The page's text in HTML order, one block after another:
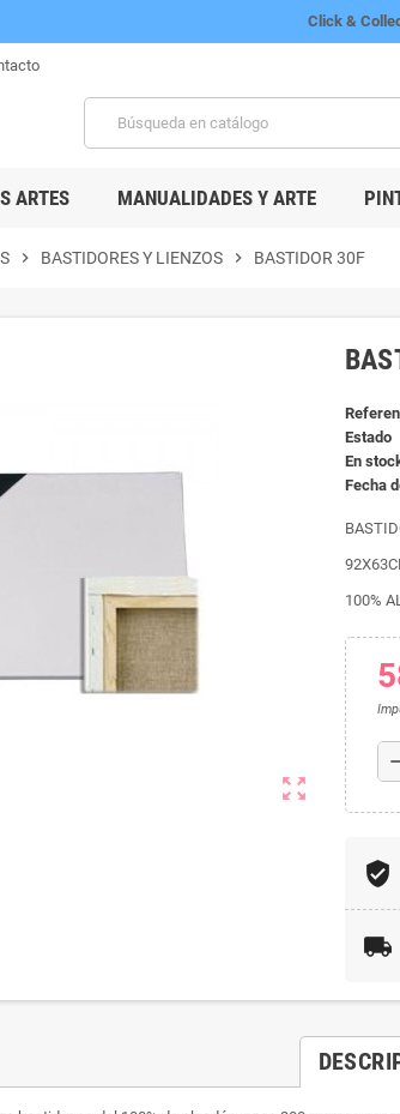
Click &
ARTES MANUALIDADES Y ARTE
chevron_right BASTIDORES Y LIENZOS chevron_right BASTIDOR 30F
zoom_out_map
Estado
En
Fecha
100%